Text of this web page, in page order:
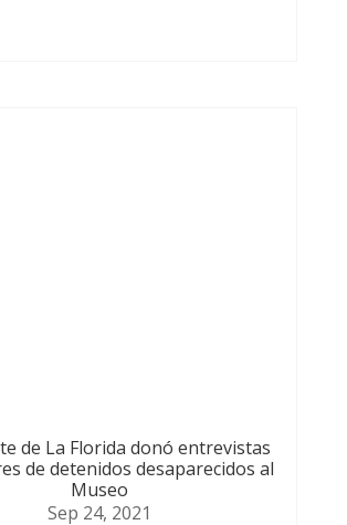
de La Florida donó entrevistas
de detenidos desaparecidos al
Museo